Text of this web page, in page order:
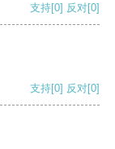
支持[0] 反对[0]
支持[0] 反对[0]